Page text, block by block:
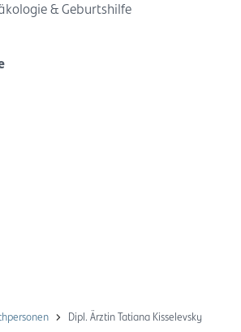
& Geburtshilfe
Dipl. Ärztin Tatiana Kisselevsky